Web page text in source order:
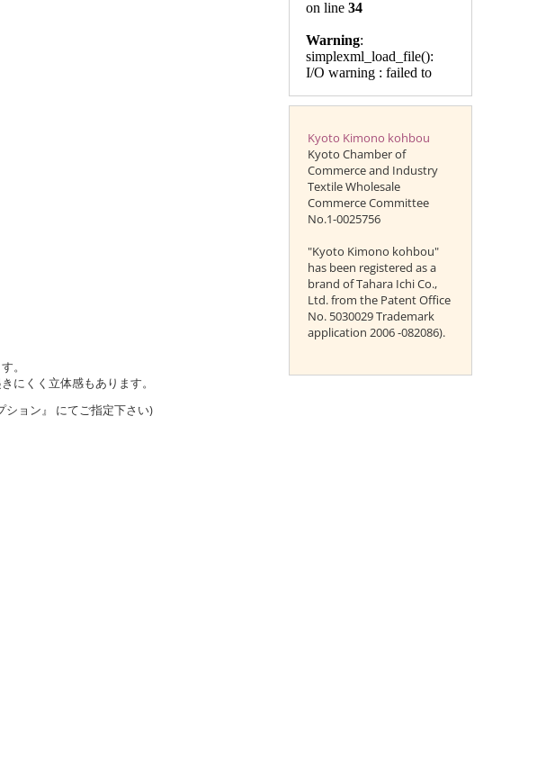
。
にくく立体感もあります。
ョン』 にてご指定下さい)
Kyoto Kimono kohbou
Kyoto Chamber of
Commerce and Industry
Textile Wholesale
Commerce Committee
No.1-0025756
"Kyoto Kimono kohbou"
has been registered as a
brand of Tahara Ichi Co.,
Ltd. from the Patent Office
No. 5030029 Trademark
application 2006 -082086).